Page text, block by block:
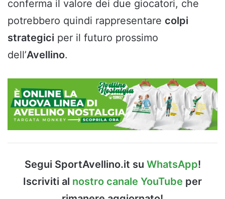
conferma il valore dei due giocatori, che
potrebbero quindi rappresentare colpi
strategici per il futuro prossimo
dell’Avellino.
Segui SportAvellino.it su WhatsApp!
Iscriviti al nostro canale YouTube per